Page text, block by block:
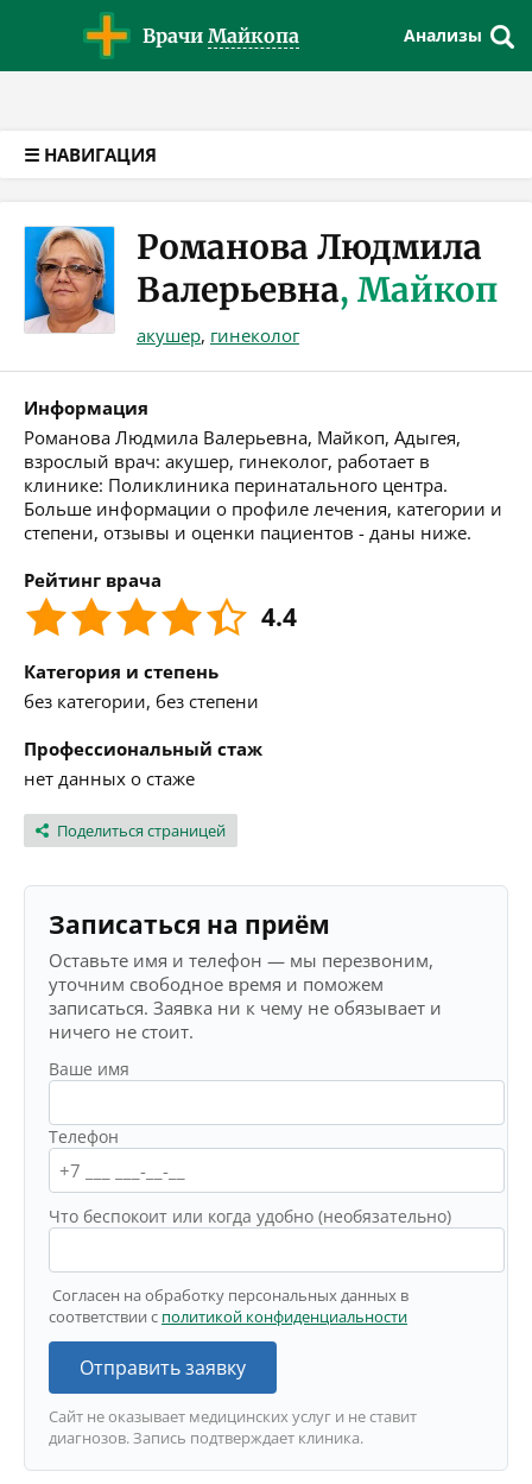
Врачи Майкопа Анализы
☰ НАВИГАЦИЯ
Романова Людмила
Валерьевна, Майкоп
акушер, гинеколог
Информация
Романова Людмила Валерьевна, Майкоп, Адыгея,
взрослый врач: акушер, гинеколог, работает в
клинике: Поликлиника перинатального центра.
Больше информации о профиле лечения, категории и
степени, отзывы и оценки пациентов - даны ниже.
Рейтинг врача
4.4
Категория и степень
без категории, без степени
Профессиональный стаж
нет данных о стаже
Поделиться страницей
Записаться на приём
Оставьте имя и телефон — мы перезвоним,
уточним свободное время и поможем
записаться. Заявка ни к чему не обязывает и
ничего не стоит.
Ваше имя
Телефон
Что беспокоит или когда удобно (необязательно)
Согласен на обработку персональных данных в
соответствии с политикой конфиденциальности
Отправить заявку
Сайт не оказывает медицинских услуг и не ставит
диагнозов. Запись подтверждает клиника.